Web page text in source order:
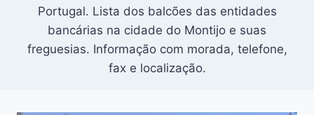
Portugal. Lista dos balcões das entidades
bancárias na cidade do Montijo e suas
freguesias. Informação com morada, telefone,
fax e localização.